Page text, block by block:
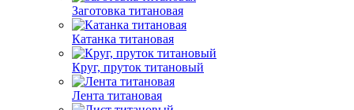
Заготовка титановая
Катанка титановая
Круг, пруток титановый
Лента титановая